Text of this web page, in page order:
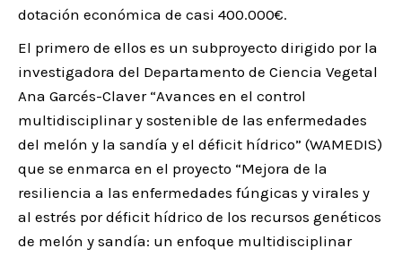
dotación económica de casi 400.000€.
El primero de ellos es un subproyecto dirigido por la
investigadora del Departamento de Ciencia Vegetal
Ana Garcés-Claver “Avances en el control
multidisciplinar y sostenible de las enfermedades
del melón y la sandía y el déficit hídrico” (WAMEDIS)
que se enmarca en el proyecto “Mejora de la
resiliencia a las enfermedades fúngicas y virales y
al estrés por déficit hídrico de los recursos genéticos
de melón y sandía: un enfoque multidisciplinar